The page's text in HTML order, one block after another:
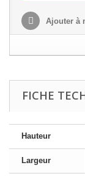
Ajouter à
FICHE
Hauteur
Largeur